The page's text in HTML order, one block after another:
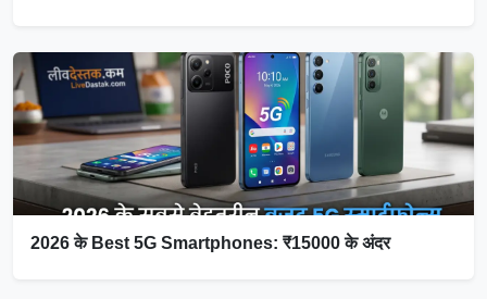
2026 के Best 5G Smartphones: ₹15000 के अंदर